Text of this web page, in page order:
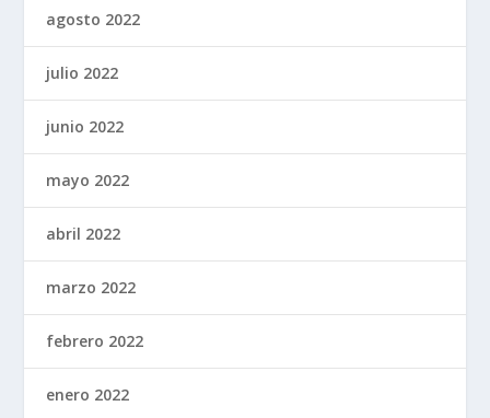
agosto 2022
julio 2022
junio 2022
mayo 2022
abril 2022
marzo 2022
febrero 2022
enero 2022